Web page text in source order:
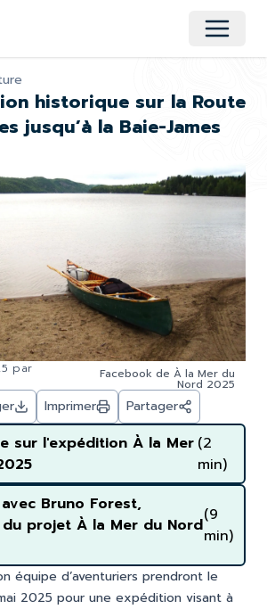
Ouvrir
historique sur la Route
jusqu’à la Baie-James
par
Facebook de À la Mer du
Nord 2025
Imprimer Partager
sur l'expédition À la Mer (2
min)
Bruno Forest,
projet À la Mer du Nord(9
min)
équipe d’aventuriers prendront le
2025 pour une expédition visant à